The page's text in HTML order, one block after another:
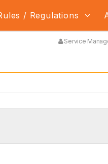
/ Regulations
Service